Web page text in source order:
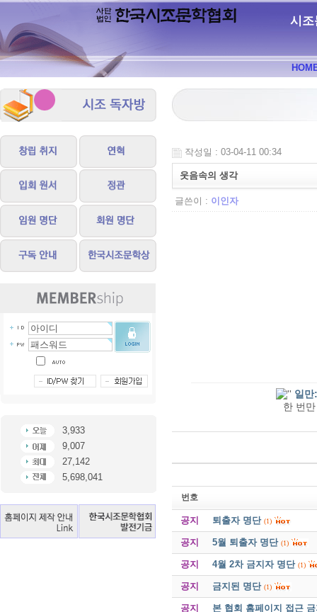
시조
3,933
9,007
27,142
5,698,041
작성일 : 03-04-11 00:34
웃음속의 생각
글쓴이 : 이인자
일만:
한 번
번호
공지 퇴출자 명단 (1)
공지 5월 퇴출자 명단 (1)
공지 4월 2차 금지자 명단 (1)
공지 금지된 명단 (1)
공지 본 협회 홈페이지 접근